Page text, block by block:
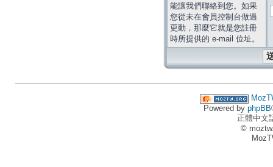
能讓我們聯絡到您。如果
您從未在會員控制台做過
更動，那麼它就是您註冊
時所提供的 e-mail 位址。
Powered by phpBB
正體中文
©